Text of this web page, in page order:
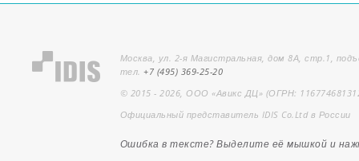
Москва, ул. 2-я Магистральная, дом 8А, стр.1,
тел.+7 (495) 369-25-20
© 2015 - 2026, ООО «Авикс ДЦ» (ОГРН:
Официальный представитель IDIS Co.Ltd в России
Ошибка в тексте? Выделите её мышкой и